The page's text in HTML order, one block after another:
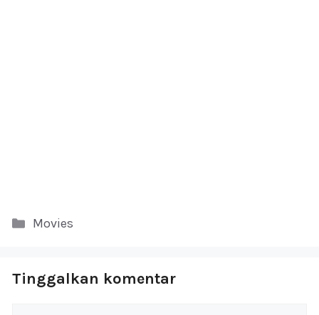
Kategori
Movies
Tinggalkan komentar